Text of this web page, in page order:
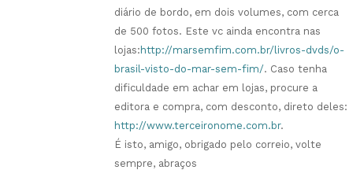
diário de bordo, em dois volumes, com cerca
de 500 fotos. Este vc ainda encontra nas
lojas:http://marsemfim.com.br/livros-dvds/o-
brasil-visto-do-mar-sem-fim/. Caso tenha
dificuldade em achar em lojas, procure a
editora e compra, com desconto, direto deles:
http://www.terceironome.com.br.
É isto, amigo, obrigado pelo correio, volte
sempre, abraços